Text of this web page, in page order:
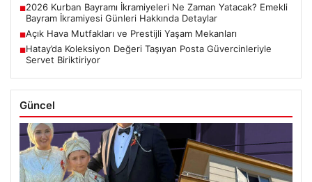
■2026 Kurban Bayramı İkramiyeleri Ne Zaman Yatacak? Emekli
Bayram İkramiyesi Günleri Hakkında Detaylar
■Açık Hava Mutfakları ve Prestijli Yaşam Mekanları
■Hatay’da Koleksiyon Değeri Taşıyan Posta Güvercinleriyle
Servet Biriktiriyor
Güncel